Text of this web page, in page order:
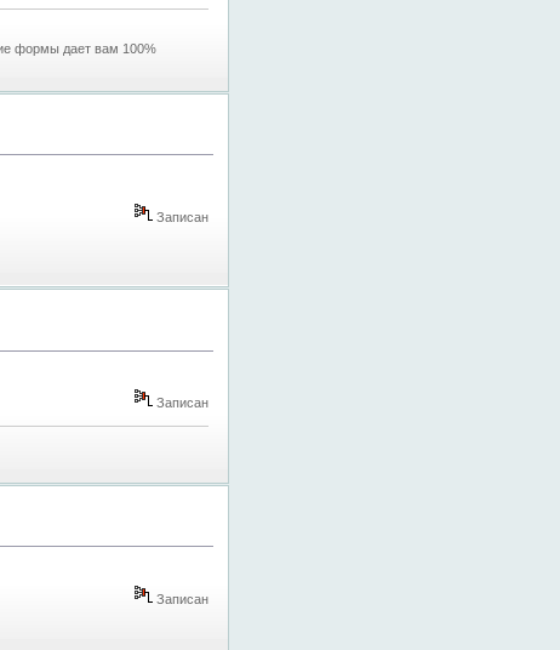
формы дает вам 100%
Записан
Записан
Записан